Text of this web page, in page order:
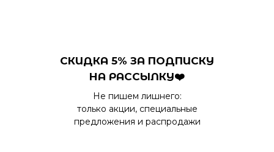
Не пишем лишнего:
только акции, специальные
предложения и распродажи
СКИДКА 5% ЗА ПОДПИСКУ
НА РАССЫЛКУ❤️